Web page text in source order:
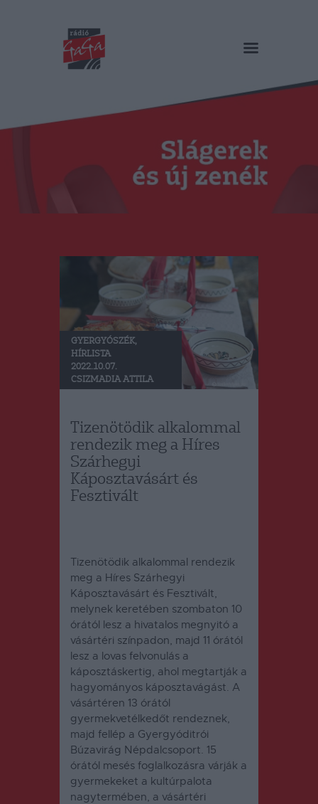
RÁDIÓ GAGA
Műsorok
Duma Duba
Podcast és videók
Stáb
Kapcsolat
GYERGYÓSZÉK,
HÍRLISTA
2022.10.07.
CSIZMADIA ATTILA
Tizenötödik alkalommal
rendezik meg a Híres
Szárhegyi
Káposztavásárt és
Fesztivált
Tizenötödik alkalommal rendezik
meg a Híres Szárhegyi
Káposztavásárt és Fesztivált,
melynek keretében szombaton 10
órától lesz a hivatalos megnyitó a
vásártéri színpadon, majd 11 órától
lesz a lovas felvonulás a
káposztáskertig, ahol megtartják a
hagyományos káposztavágást. A
vásártéren 13 órától
gyermekvetélkedőt rendeznek,
majd fellép a Gyergyóditrói
Búzavirág Népdalcsoport. 15
órától mesés foglalkozásra várják a
gyermekeket a kultúrpalota
nagytermében, a vásártéri